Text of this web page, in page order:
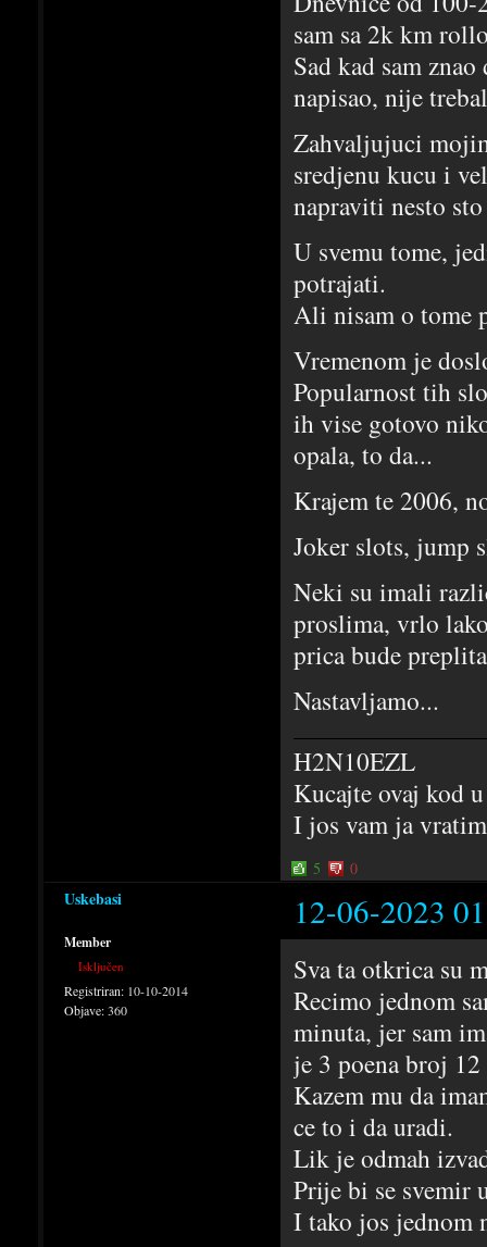
sam sa 2k km
Sad kad sam
napisao, nije
Zahvaljujuci
sredjenu kucu i
napraviti nesto
U svemu tome,
potrajati.
Ali nisam o tome
Vremenom je
Popularnost tih
ih vise gotovo
opala, to da...
Krajem te 2006,
Joker slots, jump
Neki su imali
proslima, vrlo
prica bude
Nastavljamo...
H2N10EZL
Kucajte ovaj kod
I jos vam ja
5 0
Uskebasi 12-06-2023
Member
Isključen
Registriran: 10-10-2014
Objave:360
Sva ta otkrica su
Recimo jednom
minuta, jer sam
je 3 poena broj
Kazem mu da
ce to i da uradi.
Lik je odmah
Prije bi se svemir
I tako jos jednom